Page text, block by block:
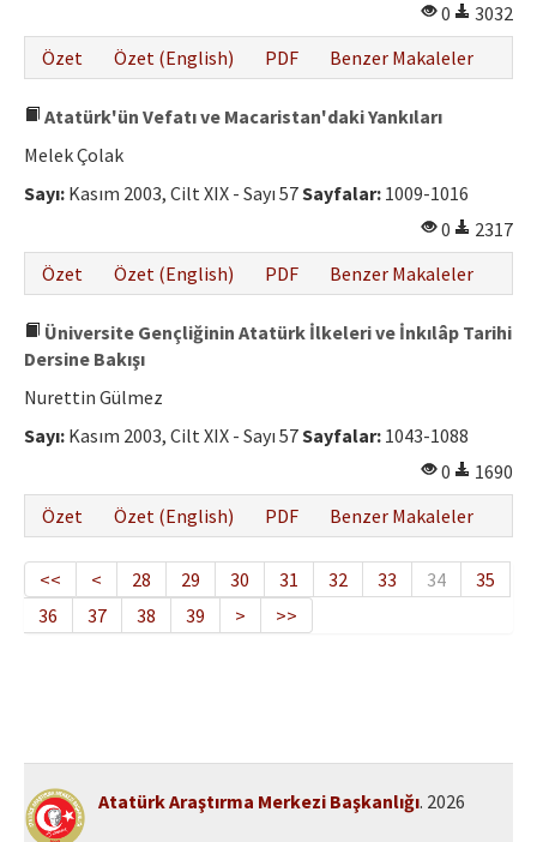
0
3032
Özet
Özet (English) PDF Benzer Makaleler
Atatürk'ün Vefatı ve Macaristan'daki Yankıları
Melek Çolak
Sayı: Kasım 2003, Cilt XIX - Sayı 57Sayfalar: 1009-1016
0
2317
Özet
Özet (English) PDF Benzer Makaleler
Üniversite Gençliğinin Atatürk İlkeleri ve İnkılâp Tarihi
Dersine Bakışı
Nurettin Gülmez
Sayı: Kasım 2003, Cilt XIX - Sayı 57Sayfalar: 1043-1088
0
1690
Özet
Özet (English) PDF Benzer Makaleler
<< < 28 29 30 31 32 33 34
35
36
37 38 39 > >>
Atatürk Araştırma Merkezi Başkanlığı. 2026